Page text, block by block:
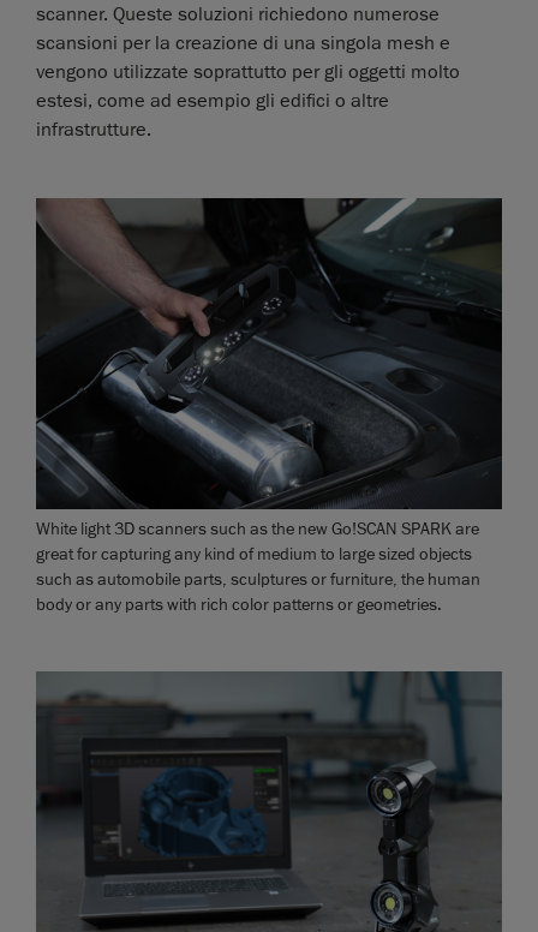
scanner. Queste soluzioni richiedono numerose
scansioni per la creazione di una singola mesh e
vengono utilizzate soprattutto per gli oggetti molto
estesi, come ad esempio gli edifici o altre
infrastrutture.
White light 3D scanners such as the new Go!SCAN SPARK are
great for capturing any kind of medium to large sized objects
such as automobile parts, sculptures or furniture, the human
body or any parts with rich color patterns or geometries.